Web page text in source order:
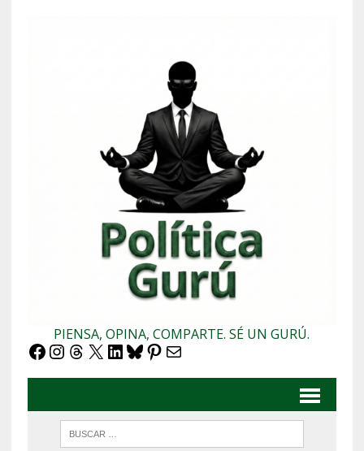
PIENSA, OPINA, COMPARTE. SÉ UN GURÚ.
Facebook
Instagram
Threads
X LinkedIn
Bluesky
Pinterest
Correo electrónico